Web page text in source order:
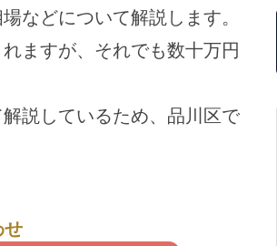
などについて解説します。
ますが、それでも数十万円
説しているため、品川区で
せ